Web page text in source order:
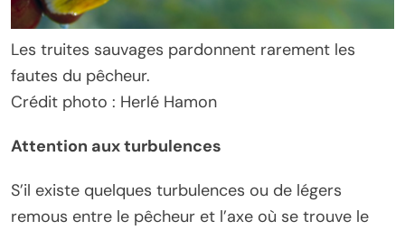
Les truites sauvages pardonnent rarement les
fautes du pêcheur.
Crédit photo : Herlé Hamon
Attention aux turbulences
S’il existe quelques turbulences ou de légers
remous entre le pêcheur et l’axe où se trouve le